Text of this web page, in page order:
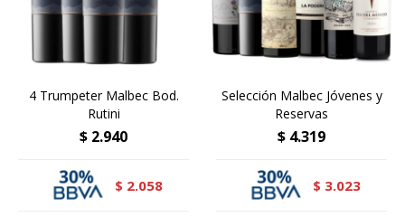
4 Trumpeter Malbec Bod.
Rutini
$ 2.940
$ 2.058
Selección Malbec Jóvenes y
Reservas
$ 4.319
$ 3.023